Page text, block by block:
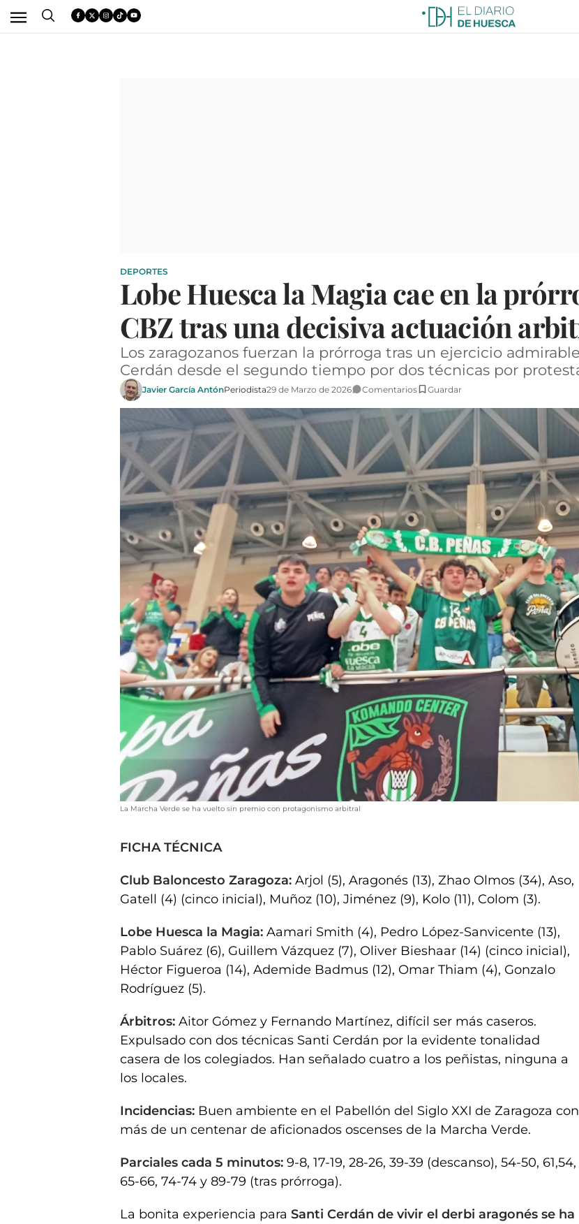
DEPORTES
Lobe Huesca la Magia cae en la
CBZ tras una decisiva actuación
Los zaragozanos fuerzan la prórroga tras un ejercicio
Cerdán desde el segundo tiempo por dos técnicas por
Javier García AntónPeriodista29 de Marzo de 2026 Comentarios Guardar
La Marcha Verde se ha vuelto sin premio con protagonismo arbitral
FICHA TÉCNICA
Club Baloncesto Zaragoza: Arjol (5), Aragonés (13), Zhao Olmos (34), Aso,
Gatell (4) (cinco inicial), Muñoz (10), Jiménez (9), Kolo (11), Colom (3).
Lobe Huesca la Magia: Aamari Smith (4), Pedro López-Sanvicente (13),
Pablo Suárez (6), Guillem Vázquez (7), Oliver Bieshaar (14) (cinco inicial),
Héctor Figueroa (14), Ademide Badmus (12), Omar Thiam (4), Gonzalo
Rodríguez (5).
Árbitros: Aitor Gómez y Fernando Martínez, difícil ser más caseros.
Expulsado con dos técnicas Santi Cerdán por la evidente tonalidad
casera de los colegiados. Han señalado cuatro a los peñistas, ninguna a
los locales.
Incidencias: Buen ambiente en el Pabellón del Siglo XXI de Zaragoza con
más de un centenar de aficionados oscenses de la Marcha Verde.
Parciales cada 5 minutos: 9-8, 17-19, 28-26, 39-39 (descanso), 54-50, 61,54,
65-66, 74-74 y 89-79 (tras prórroga).
La bonita experiencia para Santi Cerdán de vivir el derbi aragonés se ha